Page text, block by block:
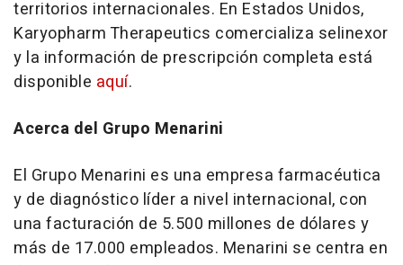
territorios internacionales. En Estados Unidos,
Karyopharm Therapeutics comercializa selinexor
y la información de prescripción completa está
disponible aquí.
Acerca del Grupo Menarini
El Grupo Menarini es una empresa farmacéutica
y de diagnóstico líder a nivel internacional, con
una facturación de 5.500 millones de dólares y
más de 17.000 empleados. Menarini se centra en